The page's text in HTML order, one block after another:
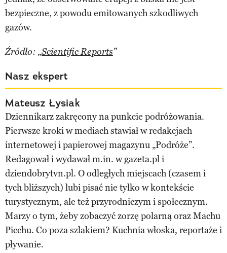
bezpieczne, z powodu emitowanych szkodliwych
gazów.
Źródło: „Scientific Reports”
Nasz ekspert
Mateusz Łysiak
Dziennikarz zakręcony na punkcie podróżowania.
Pierwsze kroki w mediach stawiał w redakcjach
internetowej i papierowej magazynu „Podróże”.
Redagował i wydawał m.in. w gazeta.pl i
dziendobrytvn.pl. O odległych miejscach (czasem i
tych bliższych) lubi pisać nie tylko w kontekście
turystycznym, ale też przyrodniczym i społecznym.
Marzy o tym, żeby zobaczyć zorzę polarną oraz Machu
Picchu. Co poza szlakiem? Kuchnia włoska, reportaże i
pływanie.